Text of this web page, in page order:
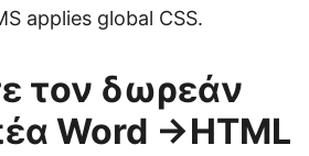
applies global CSS.
τον δωρεάν
Word ->HTML